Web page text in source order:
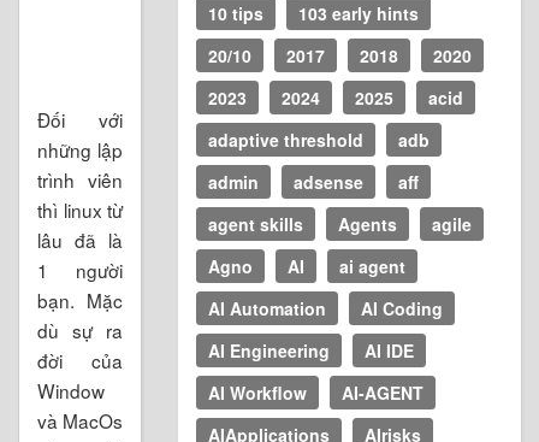
Đối với
những lập
trình viên
thì linux từ
lâu đã là
1 người
bạn. Mặc
dù sự ra
đời của
Window
và MacOs
10 tips
103 early hints
20/10
2017 2018
2020
2023
2024 2025
acid
adaptive threshold
adb
admin
adsense
aff
agent skills
Agents
agile
Agno
AI
ai agent
AI Automation
AI Coding
AI Engineering
AI IDE
AI Workflow
AI-AGENT
AIApplications
AIrisks